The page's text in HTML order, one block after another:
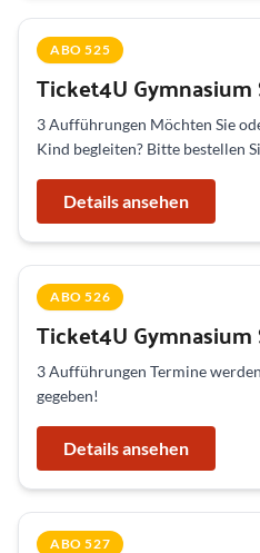
ABO 525
Ticket4U Gymnasium
3 Aufführungen Möchten Sie
Kind begleiten? Bitte bestellen
Details ansehen
ABO 526
Ticket4U Gymnasium
3 Aufführungen Termine
gegeben!
Details ansehen
ABO 527